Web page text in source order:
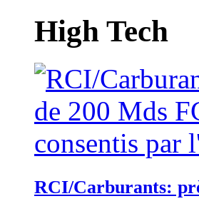
High Tech
RCI/Carburants: